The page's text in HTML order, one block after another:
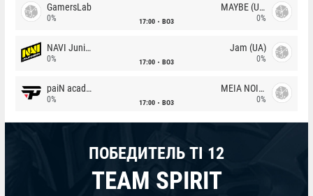
GamersLab
0% 17:00 BO3
MAYBE (UA)
0%
NAVI Junior
0% 17:00 BO3
Jam (UA)
0%
paiN academy
0% 17:00 BO3
MEIA NOITE
0%
ПОБЕДИТЕЛЬ TI 12
TEAM SPIRIT